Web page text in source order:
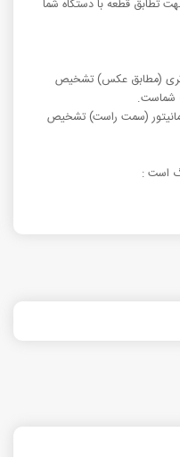
تطابق قطعه با دستگاه شما
(مطابق عکس) تشخیص
(سمت راست) تشخیص
است :